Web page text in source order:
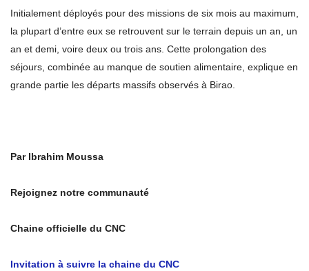
Initialement déployés pour des missions de six mois au maximum,
la plupart d’entre eux se retrouvent sur le terrain depuis un an, un
an et demi, voire deux ou trois ans. Cette prolongation des
séjours, combinée au manque de soutien alimentaire, explique en
grande partie les départs massifs observés à Birao.
Par Ibrahim Moussa
Rejoignez notre communauté
Chaine officielle du CNC
Invitation à suivre la chaine du CNC